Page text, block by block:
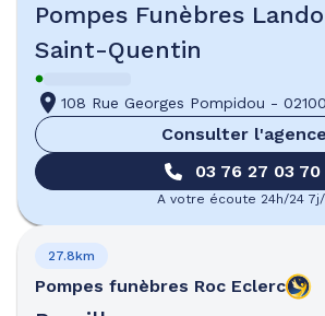
Pompes Funèbres
Saint-Quentin
108 Rue Georges Pompidou -
Consulter l'agence
03 76 27 03 70
A votre écoute 24h/24
Pompes funèbres Roc Eclerc
27.8km